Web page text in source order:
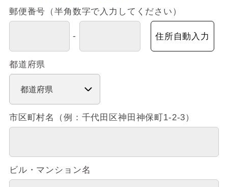
郵便番号（半角数字で入力してください）
- 住所自動入力
都道府県
市区町村名（例：千代田区神田神保町1-2-3）
ビル・マンション名